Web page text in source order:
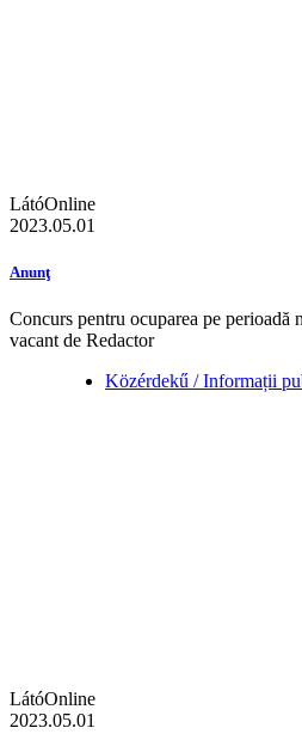
LátóOnline
2023.05.01
Anunţ
Concurs pentru ocuparea pe perioadă
vacant de Redactor
Közérdekű / Informații
LátóOnline
2023.05.01